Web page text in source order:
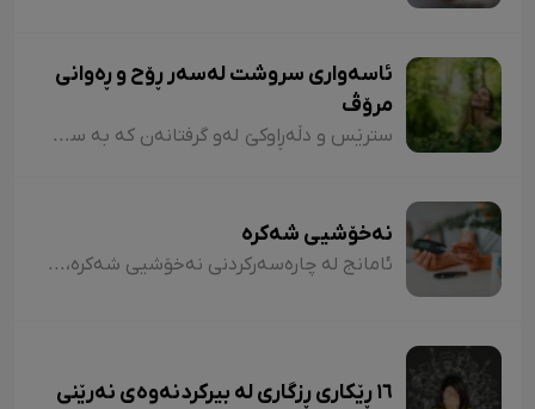
ئاسەواری سروشت لەسەر ڕۆح و ڕەوانی
مرۆڤ
سترێس و دڵەڕاوکێ لەو گرفتانەن کە بە سانایی دەتوانن هەڕەشە لە سڵامەتی بکەن. گەڕان و پیاسە لە نێو سروشتدا دەتوانێ ئەو گرفتانە بتارێنێ و لەشساغتر بن. توێژینەوەی لێکۆلەران نیشانی داوە ئەو کەسانەی چەند کاتژمێر لە ڕۆژدا لە نێو سروشت یا سەوزاییی پارکەکانی شار تێپەڕ دەکەن، کۆرتیزۆلی لەشیان لە سەتی بیست کەمترە. هۆرمۆنی کۆرتیزۆل" لەش تووشی سترێس دەکا.
نەخۆشیی شەکرە
ئامانج لە چارەسەرکردنی نەخۆشیی شەکرە، گەڕانەوەی شەکری خوێن بۆ ئاستی ئاساییی خۆیە، هەروەها ڕێگریکردن لە پێشکەوتنی ئاستی شەکرە. جگە لەوەش بۆ پاراستنی نەخۆشە لە جەڵتەی دڵ و مێشک. واتە نەخۆشی شەکرە دەبێ ئاستی شەکر لە خوێندا لە ٧٪ بهێڵێتەوە و ڕێژەی شەکرەکەی لەنێوان ١٤٠/٩٠ بێت.
١٦ ڕێکاری ڕزگاری لە بیرکردنەوەی نەرێنی